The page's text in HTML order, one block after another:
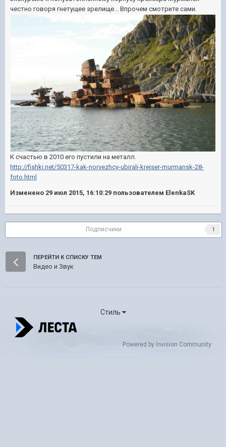
честно говоря гнетущее зрелище... Впрочем смотрите сами.
К счастью в 2010 его пустили на металл.
http://fishki.net/50317-kak-norvezhcy-ubirali-krejser-murmansk-28-
foto.html
Изменено 29 июл 2015, 16:10:29 пользователем ElenkaSK
Подписчики 1
ПЕРЕЙТИ К СПИСКУ ТЕМ
Видео и Звук
Стиль
Powered by Invision Community